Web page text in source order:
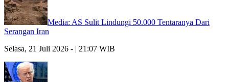
Media: AS Sulit Lindungi 50.000 Tentaranya Dari
Serangan Iran
Selasa, 21 Juli 2026 - | 21:07 WIB